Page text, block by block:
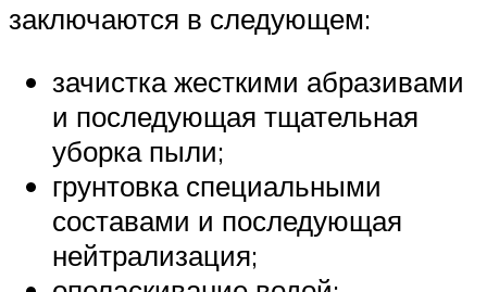
заключаются в следующем:
зачистка жесткими абразивами
и последующая тщательная
уборка пыли;
грунтовка специальными
составами и последующая
нейтрализация;